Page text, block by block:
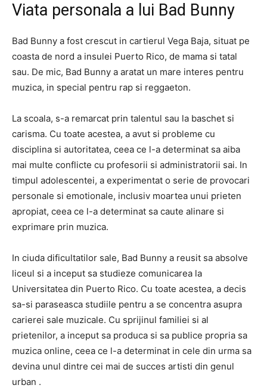
Viata personala a lui Bad Bunny
Bad Bunny a fost crescut in cartierul Vega Baja, situat pe
coasta de nord a insulei Puerto Rico, de mama si tatal
sau. De mic, Bad Bunny a aratat un mare interes pentru
muzica, in special pentru rap si reggaeton.
La scoala, s-a remarcat prin talentul sau la baschet si
carisma. Cu toate acestea, a avut si probleme cu
disciplina si autoritatea, ceea ce l-a determinat sa aiba
mai multe conflicte cu profesorii si administratorii sai. In
timpul adolescentei, a experimentat o serie de provocari
personale si emotionale, inclusiv moartea unui prieten
apropiat, ceea ce l-a determinat sa caute alinare si
exprimare prin muzica.
In ciuda dificultatilor sale, Bad Bunny a reusit sa absolve
liceul si a inceput sa studieze comunicarea la
Universitatea din Puerto Rico. Cu toate acestea, a decis
sa-si paraseasca studiile pentru a se concentra asupra
carierei sale muzicale. Cu sprijinul familiei si al
prietenilor, a inceput sa produca si sa publice propria sa
muzica online, ceea ce l-a determinat in cele din urma sa
devina unul dintre cei mai de succes artisti din genul
urban .